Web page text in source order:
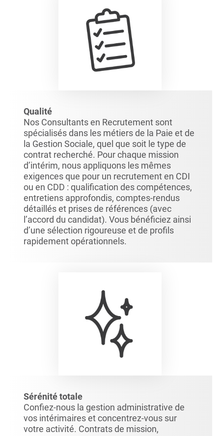
Qualité
Nos Consultants en Recrutement sont
spécialisés dans les métiers de la Paie et de
la Gestion Sociale, quel que soit le type de
contrat recherché. Pour chaque mission
d’intérim, nous appliquons les mêmes
exigences que pour un recrutement en CDI
ou en CDD : qualification des compétences,
entretiens approfondis, comptes-rendus
détaillés et prises de références (avec
l’accord du candidat). Vous bénéficiez ainsi
d’une sélection rigoureuse et de profils
rapidement opérationnels.
Sérénité totale
Confiez-nous la gestion administrative de
vos intérimaires et concentrez-vous sur
votre activité. Contrats de mission,